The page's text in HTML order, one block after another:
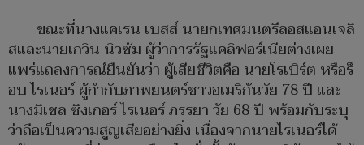
ขณะที่นางแคเรน เบสส์ นายกเทศมนตรีลอสแอนเจลิ
สและนายเกวิน นิวซัม ผู้ว่าการรัฐแคลิฟอร์เนียต่างเผย
แพร่แถลงการณ์ยืนยันว่า ผู้เสียชีวิตคือ นายโรเบิร์ต หรือร็
อบ ไรเนอร์ ผู้กำกับภาพยนตร์ชาวอเมริกันวัย 78 ปี และ
นางมิเชล ซิงเกอร์ ไรเนอร์ ภรรยา วัย 68 ปี พร้อมกับระบุ
ว่าถือเป็นความสูญเสียอย่างยิ่ง เนื่องจากนายไรเนอร์ได้